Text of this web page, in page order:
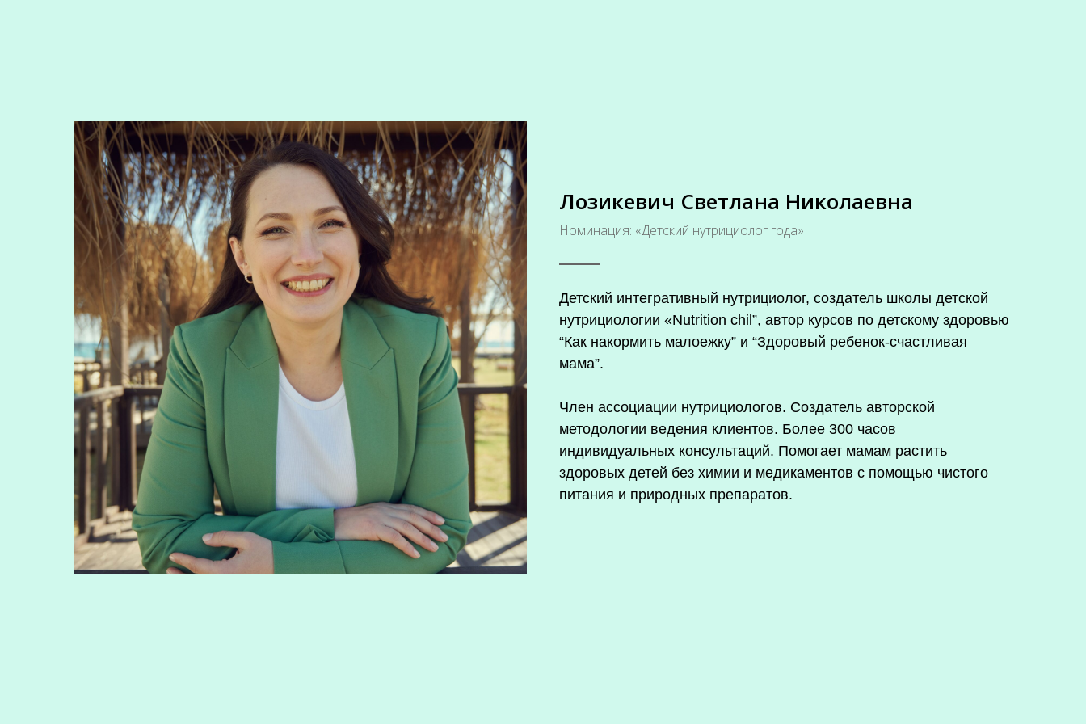
Лозикевич Светлана Николаевна
Номинация: «Детский нутрициолог года»
Детский интегративный нутрициолог, создатель школы детской
нутрициологии «Nutrition chil”, автор курсов по детскому здоровью
“Как накормить малоежку” и “Здоровый ребенок-счастливая
мама”.
Член ассоциации нутрициологов. Создатель авторской
методологии ведения клиентов. Более 300 часов
индивидуальных консультаций. Помогает мамам растить
здоровых детей без химии и медикаментов с помощью чистого
питания и природных препаратов.